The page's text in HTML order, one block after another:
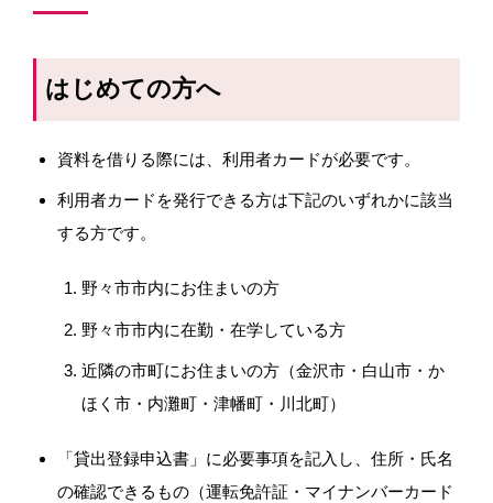
はじめての方へ
資料を借りる際には、利用者カードが必要です。
利用者カードを発行できる方は下記のいずれかに該当
する方です。
野々市市内にお住まいの方
野々市市内に在勤・在学している方
近隣の市町にお住まいの方（金沢市・白山市・か
ほく市・内灘町・津幡町・川北町）
「貸出登録申込書」に必要事項を記入し、住所・氏名
の確認できるもの（運転免許証・マイナンバーカード